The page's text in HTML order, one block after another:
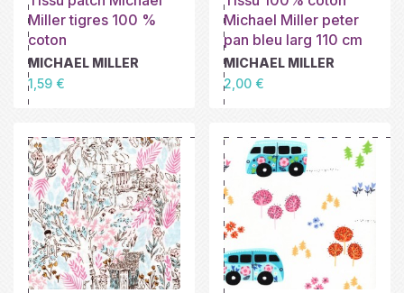
Miller tigres 100 %
coton
MICHAEL MILLER
Prix
1,59 €
Michael Miller peter
pan bleu larg 110 cm
MICHAEL MILLER
Prix
2,00 €